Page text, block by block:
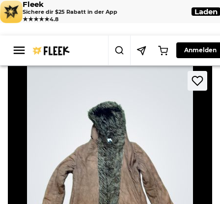
Fleek
Sichere dir $25 Rabatt in der App
★★★★★4.8
Laden
Anmelden